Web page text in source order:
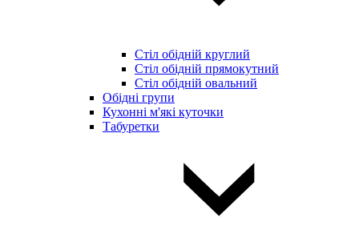
Стіл обідній круглий
Стіл обідній прямокутний
Стіл обідній овальний
Обідні групи
Кухонні м'які куточки
Табуретки